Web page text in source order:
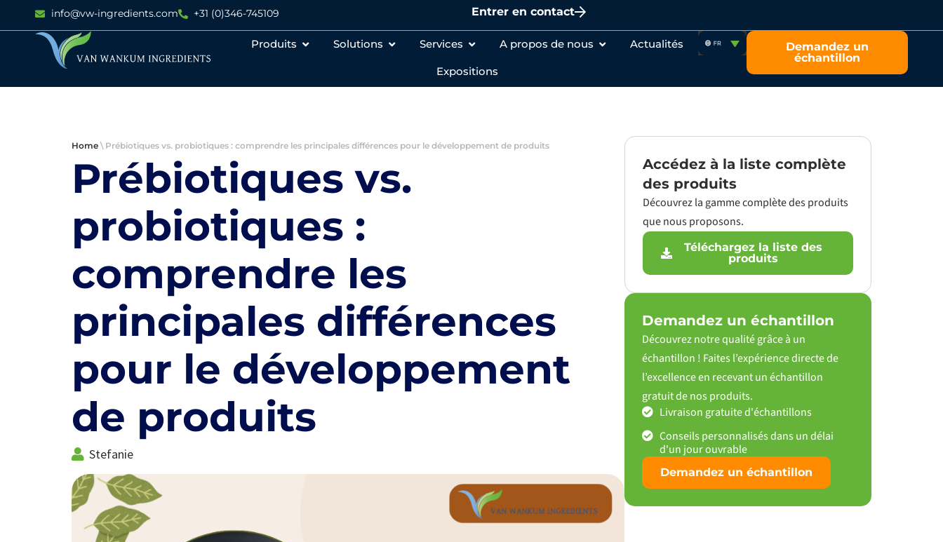
info@vw-ingredients.com +31 (0)346-745109 Entrer en contact
Produits Solutions Services A propos de nous Actualités
Expositions
Demandez un
échantillon
Accédez à la liste complète
des produits
Découvrez la gamme complète des produits
que nous proposons.
Téléchargez la liste des
produits
Demandez un échantillon
Découvrez notre qualité grâce à un
échantillon ! Faites l’expérience directe de
l’excellence en recevant un échantillon
gratuit de nos produits.
Livraison gratuite d'échantillons
Conseils personnalisés dans un délai
d'un jour ouvrable
Demandez un échantillon
Home \ Prébiotiques vs. probiotiques : comprendre les principales différences pour le développement de produits
Prébiotiques vs.
probiotiques :
comprendre les
principales différences
pour le développement
de produits
Stefanie